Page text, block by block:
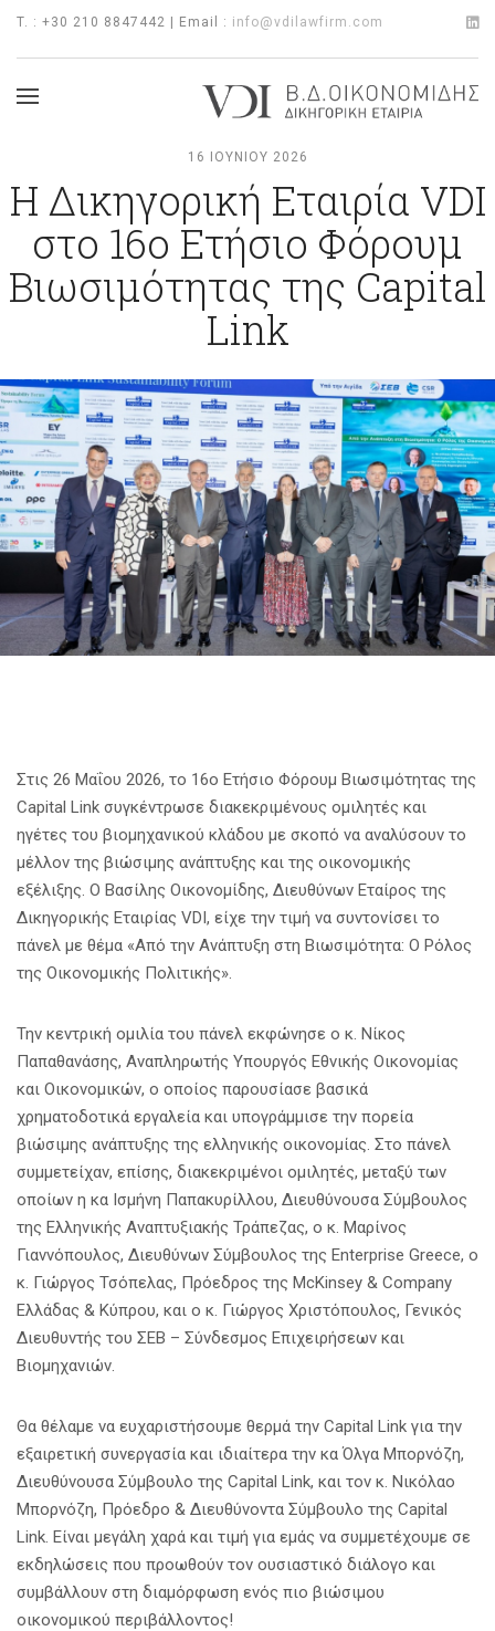
T. : +30 210 8847442 | Email : info@vdilawfirm.com
16 ΙΟΥΝΊΟΥ 2026
Η Δικηγορική Εταιρία VDI
στο 16ο Ετήσιο Φόρουμ
Βιωσιμότητας της Capital
Link
Στις 26 Μαΐου 2026, το 16ο Ετήσιο Φόρουμ Βιωσιμότητας της
Capital Link συγκέντρωσε διακεκριμένους ομιλητές και
ηγέτες του βιομηχανικού κλάδου με σκοπό να αναλύσουν το
μέλλον της βιώσιμης ανάπτυξης και της οικονομικής
εξέλιξης. Ο Βασίλης Οικονομίδης, Διευθύνων Εταίρος της
Δικηγορικής Εταιρίας VDI, είχε την τιμή να συντονίσει το
πάνελ με θέμα «Από την Ανάπτυξη στη Βιωσιμότητα: Ο Ρόλος
της Οικονομικής Πολιτικής».
Την κεντρική ομιλία του πάνελ εκφώνησε ο κ. Νίκος
Παπαθανάσης, Αναπληρωτής Υπουργός Εθνικής Οικονομίας
και Οικονομικών, ο οποίος παρουσίασε βασικά
χρηματοδοτικά εργαλεία και υπογράμμισε την πορεία
βιώσιμης ανάπτυξης της ελληνικής οικονομίας. Στο πάνελ
συμμετείχαν, επίσης, διακεκριμένοι ομιλητές, μεταξύ των
οποίων η κα Ισμήνη Παπακυρίλλου, Διευθύνουσα Σύμβουλος
της Ελληνικής Αναπτυξιακής Τράπεζας, ο κ. Μαρίνος
Γιαννόπουλος, Διευθύνων Σύμβουλος της Enterprise Greece, ο
κ. Γιώργος Τσόπελας, Πρόεδρος της McKinsey & Company
Ελλάδας & Κύπρου, και ο κ. Γιώργος Χριστόπουλος, Γενικός
Διευθυντής του ΣΕΒ – Σύνδεσμος Επιχειρήσεων και
Βιομηχανιών.
Θα θέλαμε να ευχαριστήσουμε θερμά την Capital Link για την
εξαιρετική συνεργασία και ιδιαίτερα την κα Όλγα Μπορνόζη,
Διευθύνουσα Σύμβουλο της Capital Link, και τον κ. Νικόλαο
Μπορνόζη, Πρόεδρο & Διευθύνοντα Σύμβουλο της Capital
Link. Είναι μεγάλη χαρά και τιμή για εμάς να συμμετέχουμε σε
εκδηλώσεις που προωθούν τον ουσιαστικό διάλογο και
συμβάλλουν στη διαμόρφωση ενός πιο βιώσιμου
οικονομικού περιβάλλοντος!